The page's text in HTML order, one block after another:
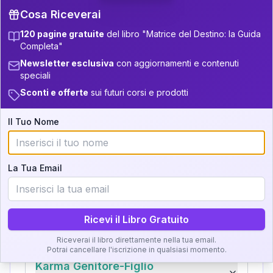
12.5-13.5 +6 17
16-17.5 +7 21
17.5-18.5 +5 7
18.5-19 +3 18
32.5-33.5
37.5-38.5
38.5-39
Zone della Matrice:
Analisi, Significato e
Interpretazione
Clicca su ogni zona per leggere la definizione e
l'interpretazione!
GRATIS
Zona del Ritratto
Importanza:
Karma Genitore-Figlio
Cosa Riceverai
120 pagine gratuite del libro "Matrice del Destino: la Guida
Completa"
Newsletter esclusiva con aggiornamenti e contenuti
speciali
Sconti e offerte sui futuri corsi e prodotti
Il Tuo Nome
La Tua Email
Ricevi il Libro Gratuito
Riceverai il libro direttamente nella tua email.
Potrai cancellare l'iscrizione in qualsiasi momento.